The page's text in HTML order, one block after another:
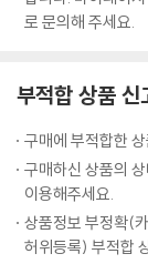
로 문의해 주세요.
부적합 상품 신
구매에 부적합한
구매하신 상품의
이용해주세요.
상품정보 부정확(
허위등록) 부적합